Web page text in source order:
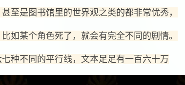
至是图书馆里的世界观之类的都非常优秀，
如某个角色死了，就会有完全不同的剧情。
种不同的平行线，文本足足有一百六十万